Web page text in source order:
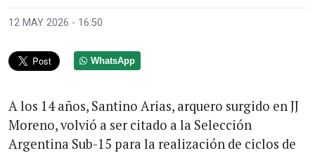
12 MAY 2026 - 16:50
WhatsApp
A los 14 años, Santino Arias, arquero surgido en JJ
Moreno, volvió a ser citado a la Selección
Argentina Sub-15 para la realización de ciclos de